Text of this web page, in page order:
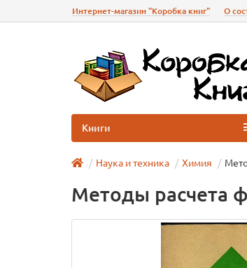
Интернет-магазин "Коробка книг" О
Книги
Наука и техника Химия
Методы расчета